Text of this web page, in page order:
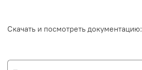
Скачать и посмотреть документацию: